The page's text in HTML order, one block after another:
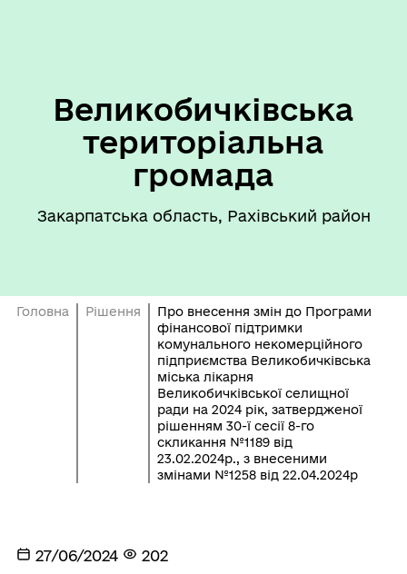
Великобичківська
територіальна
громада
Закарпатська область, Рахівський район
Головна Рішення
Про внесення змін до Програми
фінансової підтримки
комунального некомерційного
підприємства Великобичківська
міська лікарня
Великобичківської селищної
ради на 2024 рік, затвердженої
рішенням 30-ї сесії 8-го
скликання №1189 від
23.02.2024р., з внесеними
змінами №1258 від 22.04.2024р
27/06/2024 202